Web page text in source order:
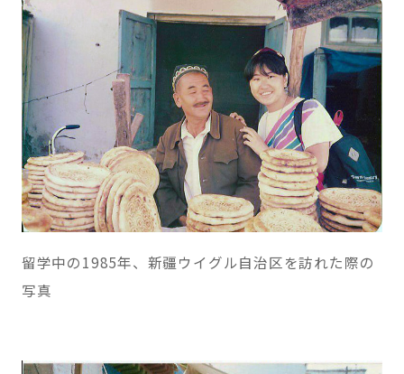
留学中の1985年、新疆ウイグル自治区を訪れた際の
写真